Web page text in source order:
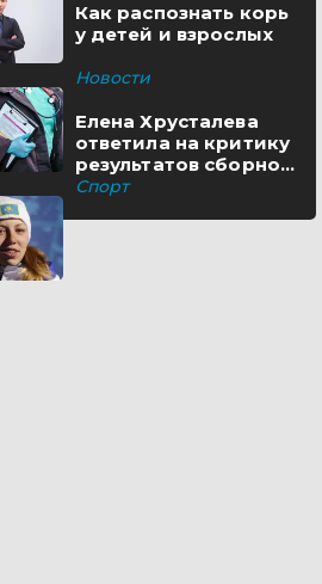
Как распознать корь
у детей и взрослых
Новости
Елена Хрусталева
ответила на критику
результатов сборной
Казахстана
Спорт